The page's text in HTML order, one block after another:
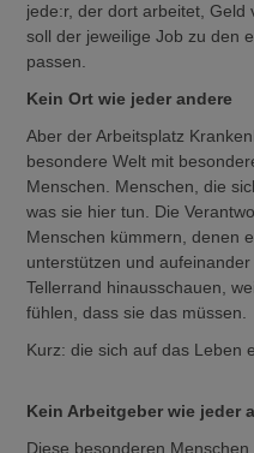
jede:r, der dort arbeitet, Geld
soll der jeweilige Job zu den
passen.
Kein Ort wie jeder andere
Aber der Arbeitsplatz
besondere Welt mit
Menschen. Menschen, die
was sie hier tun. Die
Menschen kümmern, denen
unterstützen und
Tellerrand hinausschauen,
fühlen, dass sie das müssen.
Kurz: die sich auf das Leben
Kein Arbeitgeber wie jeder
Diese besonderen